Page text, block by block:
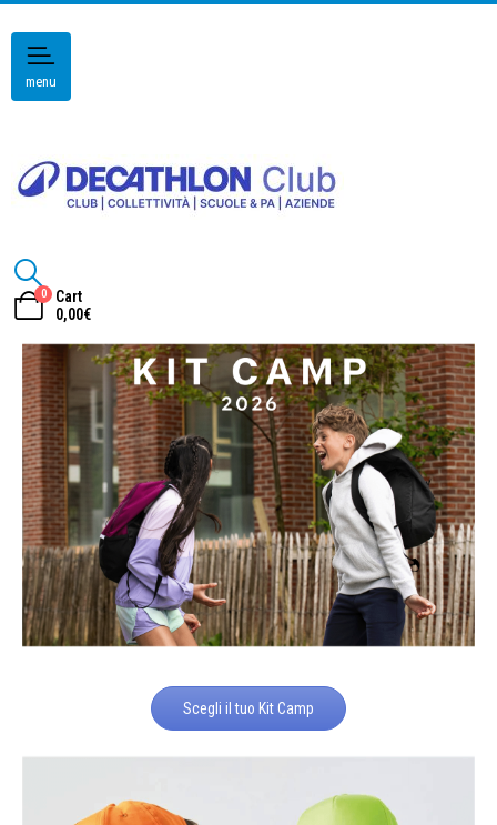
menu
0
Cart
0,00€
Scegli il tuo Kit Camp